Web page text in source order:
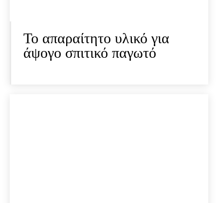
Το απαραίτητο υλικό για
άψογο σπιτικό παγωτό